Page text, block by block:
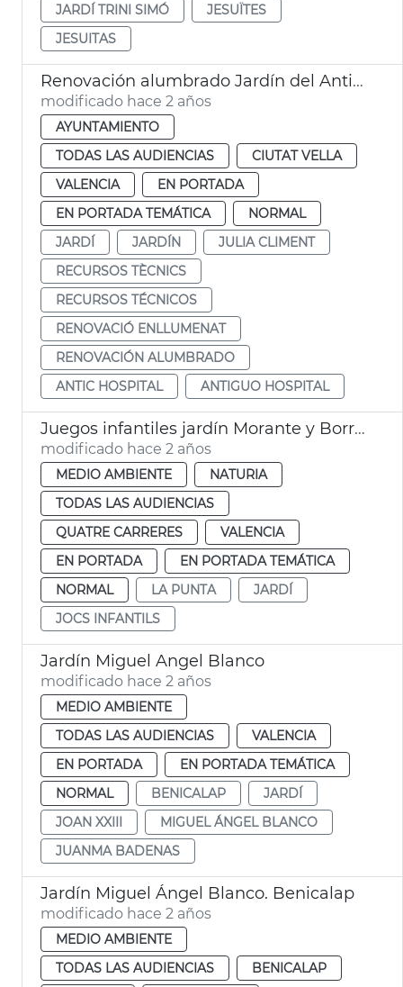
JARDÍ TRINI SIMÓ
JESUÏTES
JESUITAS
Renovación alumbrado Jardín del Antiguo Hospital
modificado hace 2 años
AYUNTAMIENTO
TODAS LAS AUDIENCIAS
CIUTAT VELLA
VALENCIA
EN PORTADA
EN PORTADA TEMÁTICA
NORMAL
JARDÍ
JARDÍN
JULIA CLIMENT
RECURSOS TÈCNICS
RECURSOS TÉCNICOS
RENOVACIÓ ENLLUMENAT
RENOVACIÓN ALUMBRADO
ANTIC HOSPITAL
ANTIGUO HOSPITAL
Juegos infantiles jardín Morante y Borrás de la Punta
modificado hace 2 años
MEDIO AMBIENTE
NATURIA
TODAS LAS AUDIENCIAS
QUATRE CARRERES
VALENCIA
EN PORTADA
EN PORTADA TEMÁTICA
NORMAL
LA PUNTA
JARDÍ
JOCS INFANTILS
Jardín Miguel Angel Blanco
modificado hace 2 años
MEDIO AMBIENTE
TODAS LAS AUDIENCIAS
VALENCIA
EN PORTADA
EN PORTADA TEMÁTICA
NORMAL
BENICALAP
JARDÍ
JOAN XXIII
MIGUEL ÁNGEL BLANCO
JUANMA BADENAS
Jardín Miguel Ángel Blanco. Benicalap
modificado hace 2 años
MEDIO AMBIENTE
TODAS LAS AUDIENCIAS
BENICALAP